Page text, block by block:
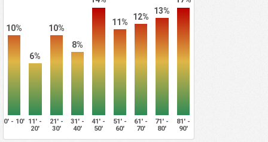
10%
6%
10%
8%
11%
12%
13%
0' - 10' 11' -
20'
21' -
30'
31' -
40'
41' -
50'
51' -
60'
61' -
70'
71' -
80'
81' -
90'